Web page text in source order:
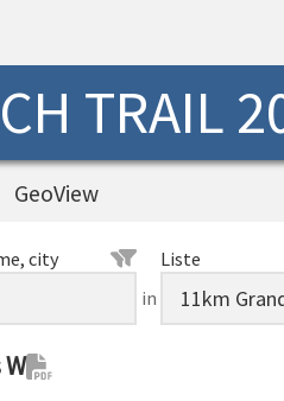
TRAIL
GeoView
city
in
Liste